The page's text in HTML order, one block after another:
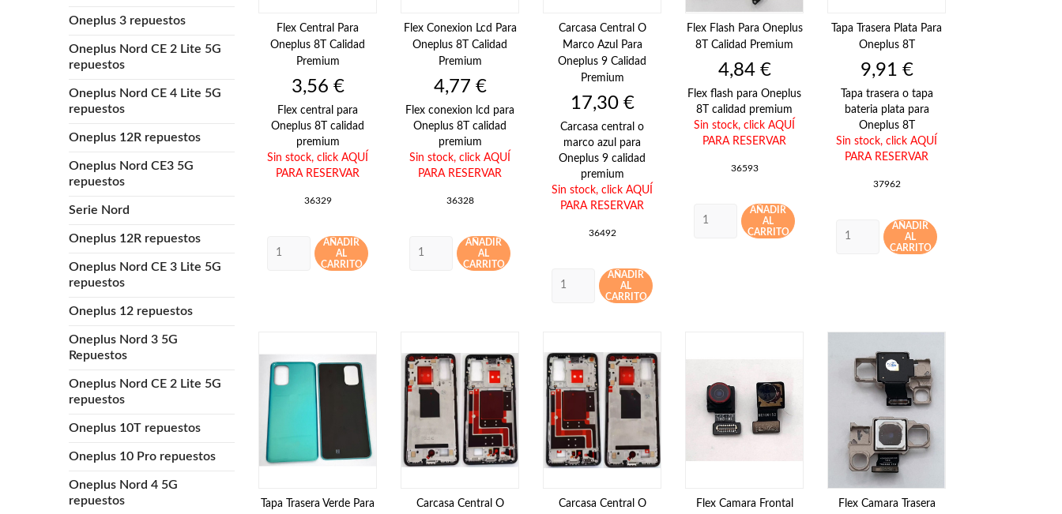
Oneplus 3 repuestos
Oneplus Nord CE 2 Lite 5G
repuestos
Oneplus Nord CE 4 Lite 5G
repuestos
Oneplus 12R repuestos
Oneplus Nord CE3 5G
repuestos
Serie Nord
Oneplus 12R repuestos
Oneplus Nord CE 3 Lite 5G
repuestos
Oneplus 12 repuestos
Oneplus Nord 3 5G
Repuestos
Oneplus Nord CE 2 Lite 5G
repuestos
Oneplus 10T repuestos
Oneplus 10 Pro repuestos
Oneplus Nord 4 5G
repuestos
Flex Central Para
Oneplus 8T Calidad
Premium
Precio
3,56 €
Flex central para
Oneplus 8T calidad
premium
Sin stock, click AQUÍ
PARA RESERVAR
36329
AÑADIR
AL
CARRITO
Flex Conexion Lcd Para
Oneplus 8T Calidad
Premium
Precio
4,77 €
Flex conexion lcd para
Oneplus 8T calidad
premium
Sin stock, click AQUÍ
PARA RESERVAR
36328
AÑADIR
AL
CARRITO
Carcasa Central O
Marco Azul Para
Oneplus 9 Calidad
Premium
Precio
17,30 €
Carcasa central o
marco azul para
Oneplus 9 calidad
premium
Sin stock, click AQUÍ
PARA RESERVAR
36492
AÑADIR
AL
CARRITO
Flex Flash Para Oneplus
8T Calidad Premium
Precio
4,84 €
Flex flash para Oneplus
8T calidad premium
Sin stock, click AQUÍ
PARA RESERVAR
36593
AÑADIR
AL
CARRITO
Tapa Trasera Plata Para
Oneplus 8T
Precio
9,91 €
Tapa trasera o tapa
bateria plata para
Oneplus 8T
Sin stock, click AQUÍ
PARA RESERVAR
37962
AÑADIR
AL
CARRITO
Tapa Trasera Verde Para
Carcasa Central O
Carcasa Central O
Flex Camara Frontal
Flex Camara Trasera